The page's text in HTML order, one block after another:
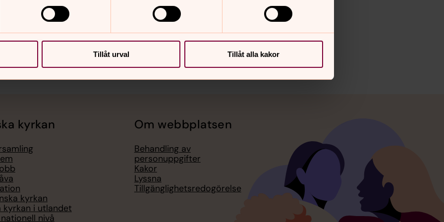
Tillåt urval Tillåt alla kakor
kyrkan
kyrkan
kyrkan i utlandet
nivå
Om webbplatsen
Behandling av
personuppgifter
Kakor
Lyssna
Tillgänglighetsredogörelse